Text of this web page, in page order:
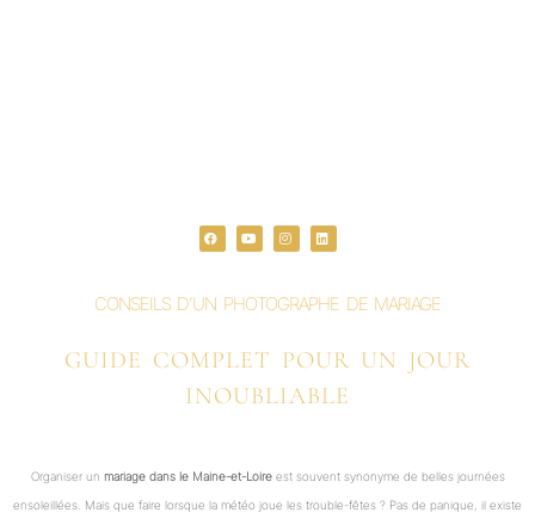
a
c
o
k
o
u
e
n
s
r
a
i
n
n
CONSEILS D’UN PHOTOGRAPHE DE MARIAGE
GUIDE COMPLET POUR UN JOUR
INOUBLIABLE
Organiser un mariage dans le Maine-et-Loireest souvent synonyme de belles journées
ensoleillées. Mais que faire lorsque la météo joue les trouble-fêtes ? Pas de panique, il existe